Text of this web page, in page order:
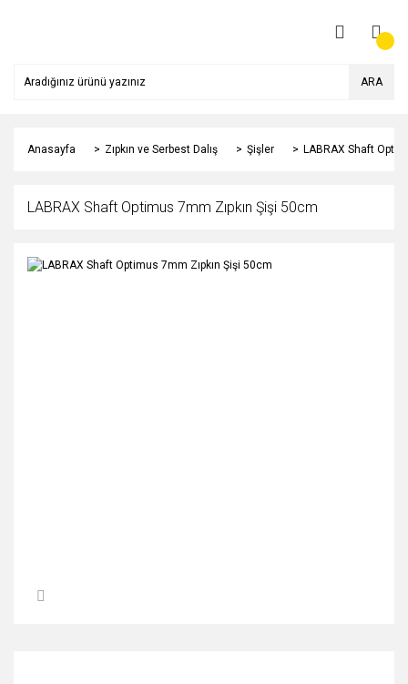
ARA
Anasayfa Zıpkın ve Serbest Dalış Şişler LABRAX Shaft
LABRAX Shaft Optimus 7mm Zıpkın Şişi 50cm